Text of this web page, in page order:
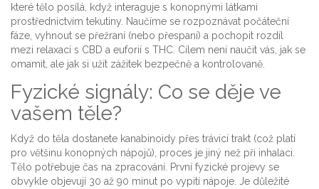
které tělo posílá, když interaguje s konopnými látkami
prostřednictvím tekutiny. Naučíme se rozpoznávat počáteční
fáze, vyhnout se přežraní (nebo přespaní) a pochopit rozdíl
mezi relaxací s CBD a euforií s THC. Cílem není naučit vás, jak se
omamit, ale jak si užít zážitek bezpečně a kontrolovaně.
Fyzické signály: Co se děje ve
vašem těle?
Když do těla dostanete kanabinoidy přes trávicí trakt (což platí
pro většinu konopných nápojů), proces je jiný než při inhalaci.
Tělo potřebuje čas na zpracování. První fyzické projevy se
obvykle objevují 30 až 90 minut po vypití nápoje. Je důležité